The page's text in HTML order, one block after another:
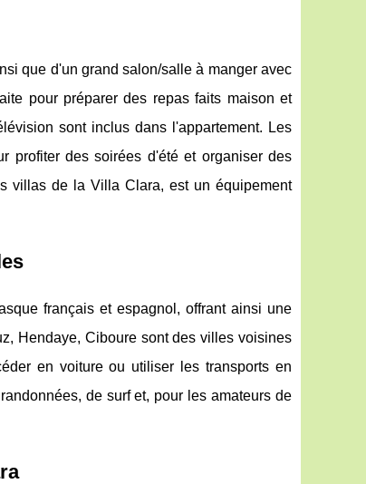
que d'un grand salon/salle à manger avec
pour préparer des repas faits maison et
sont inclus dans l'appartement. Les
profiter des soirées d'été et organiser des
villas de la Villa Clara, est un équipement
français et espagnol, offrant ainsi une
Hendaye, Ciboure sont des villes voisines
en voiture ou utiliser les transports en
de surf et, pour les amateurs de